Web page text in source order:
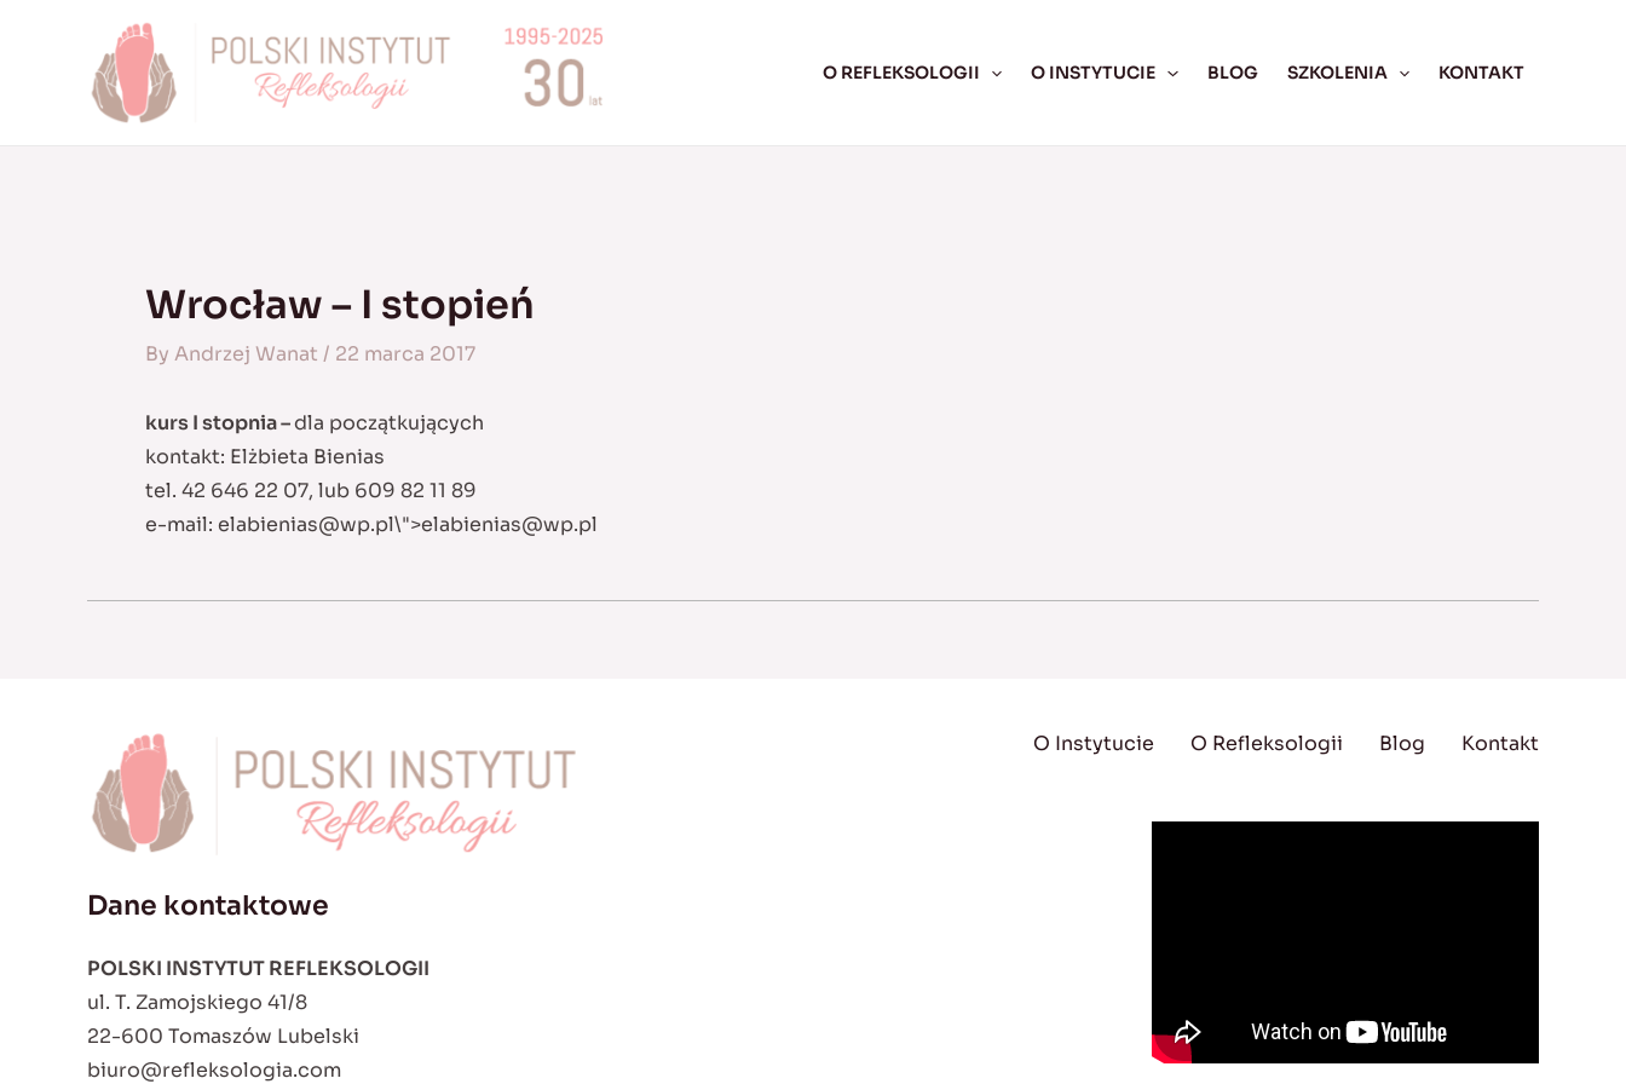
O REFLEKSOLOGII O INSTYTUCIE BLOG SZKOLENIA KONTAKT
Wrocław – I stopień
By Andrzej Wanat / 22 marca 2017
kurs I stopnia –dla początkujących
kontakt: Elżbieta Bienias
tel. 42 646 22 07, lub 609 82 11 89
e-mail: elabienias@wp.pl\">elabienias@wp.pl
Dane kontaktowe
POLSKI INSTYTUT REFLEKSOLOGII
ul. T. Zamojskiego 41/8
22-600 Tomaszów Lubelski
biuro@refleksologia.com
O Instytucie O Refleksologii Blog Kontakt